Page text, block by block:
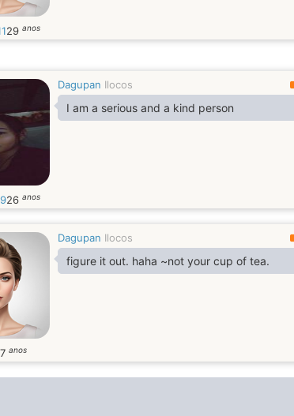
29 anos
Dagupan Ilocos
I am a serious and a kind person
26 anos
Dagupan Ilocos
figure it out. haha ~not your cup of tea.
anos